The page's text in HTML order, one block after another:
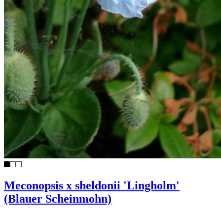
Meconopsis x sheldonii 'Lingholm'
(Blauer Scheinmohn)